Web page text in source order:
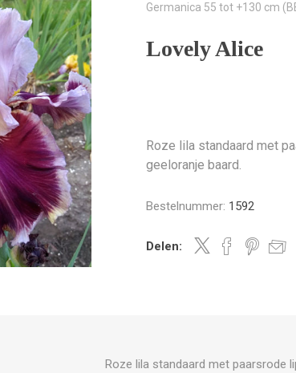
Germanica 55 tot +130 cm
Lovely Alice
Roze lila standaard met
geeloranje baard.
Bestelnummer: 1592
Delen:
Roze lila standaard met paarsrode